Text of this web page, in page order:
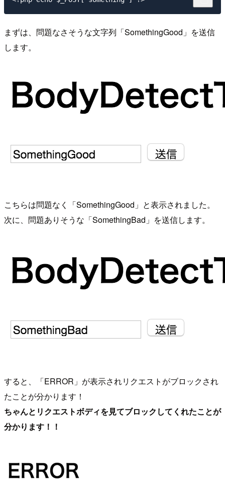
まずは、問題なさそうな文字列「SomethingGood」を送信
します。
こちらは問題なく「SomethingGood」と表示されました。
次に、問題ありそうな「SomethingBad」を送信します。
すると、「ERROR」が表示されリクエストがブロックされ
たことが分かります！
ちゃんとリクエストボディを見てブロックしてくれたことが
分かります！！